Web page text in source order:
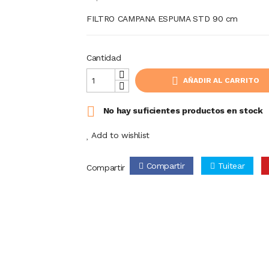
FILTRO CAMPANA ESPUMA STD 90 cm
Cantidad
AÑADIR AL CARRITO
 No hay suficientes productos en stock
Add to wishlist
Compartir Compartir Tuitear